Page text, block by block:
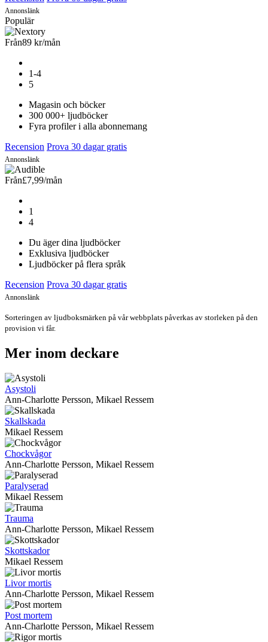
Annonslänk
Populär
Från89 kr/mån
1-4
5
Magasin och böcker
300 000+ ljudböcker
Fyra profiler i alla abonnemang
Recension Prova 30 dagar gratis
Annonslänk
Från£7,99/mån
1
4
Du äger dina ljudböcker
Exklusiva ljudböcker
Ljudböcker på flera språk
Recension Prova 30 dagar gratis
Annonslänk
Sorteringen av ljudboksmärken på vår webbplats påverkas av storleken på den
provision vi får.
Mer inom deckare
Asystoli
Ann-Charlotte Persson, Mikael Ressem
Skallskada
Mikael Ressem
Chockvågor
Ann-Charlotte Persson, Mikael Ressem
Paralyserad
Mikael Ressem
Trauma
Ann-Charlotte Persson, Mikael Ressem
Skottskador
Mikael Ressem
Livor mortis
Ann-Charlotte Persson, Mikael Ressem
Post mortem
Ann-Charlotte Persson, Mikael Ressem